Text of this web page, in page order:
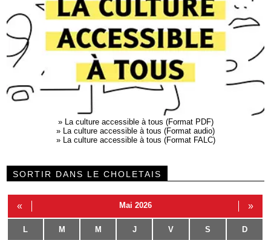
» La culture accessible à tous (Format PDF)
» La culture accessible à tous (Format audio)
» La culture accessible à tous (Format FALC)
SORTIR DANS LE CHOLETAIS
« Mai 2026 »
L M M J V S D